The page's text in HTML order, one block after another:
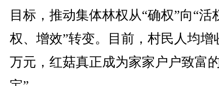
目标，推动集体林权从“确权”向“活
权、增效”转变。目前，村民人均增
万元，红菇真正成为家家户户致富